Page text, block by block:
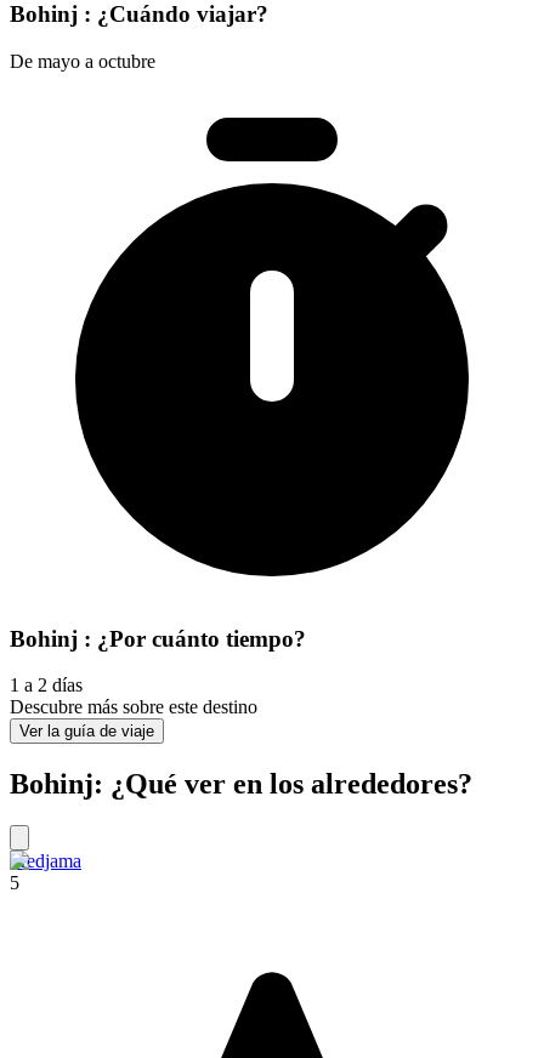
Bohinj : ¿Cuándo viajar?
De mayo a octubre
Bohinj : ¿Por cuánto tiempo?
1 a 2 días
Descubre más sobre este destino
Ver la guía de viaje
Bohinj: ¿Qué ver en los alrededores?
Predjama
5